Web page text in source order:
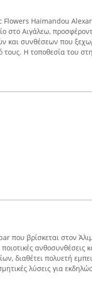
Flowers Haimandou
στο Αιγάλεω,
και συνθέσεων που
τους. Η τοποθεσία του
που βρίσκεται στον
ανθοσυνθέσεις
διαθέτει πολυετή
λύσεις για